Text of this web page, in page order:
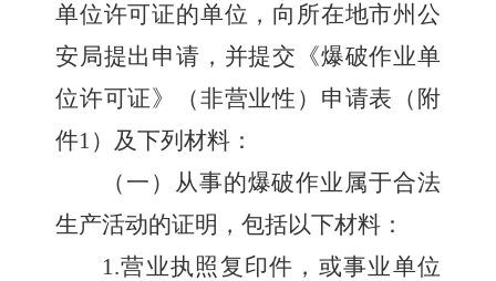
单位许可证的单位，向所在地市州公
安局提出申请，并提交《爆破作业单
位许可证》（非营业性）申请表（附
件1）及下列材料：
（一）从事的爆破作业属于合法
生产活动的证明，包括以下材料：
1.营业执照复印件，或事业单位